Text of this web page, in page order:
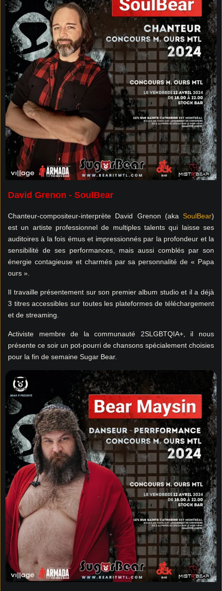
David Grenon - SoulBear
Chanteur-compositeur-interprète David Grenon (aka SoulBear)
est un artiste professionnel de multiples talents qui laisse ses
auditoires à la fois émus et impressionnés par la profondeur et la
sensibilité de ses performances, mais aussi comblés par son
énergie contagieuse et charmés par sa personnalité de « Papa
ours ».
Il travaille présentement sur son premier album studio et il a déjà
3 titres accessibles sur toutes les plateformes de téléchargement
et de streaming.
Activiste membre de la communauté 2SLGBTQIA+, il nous
présente ce soir un pot-pourri de chansons spécialement choisies
pour la fin de semaine Sugar Bear.